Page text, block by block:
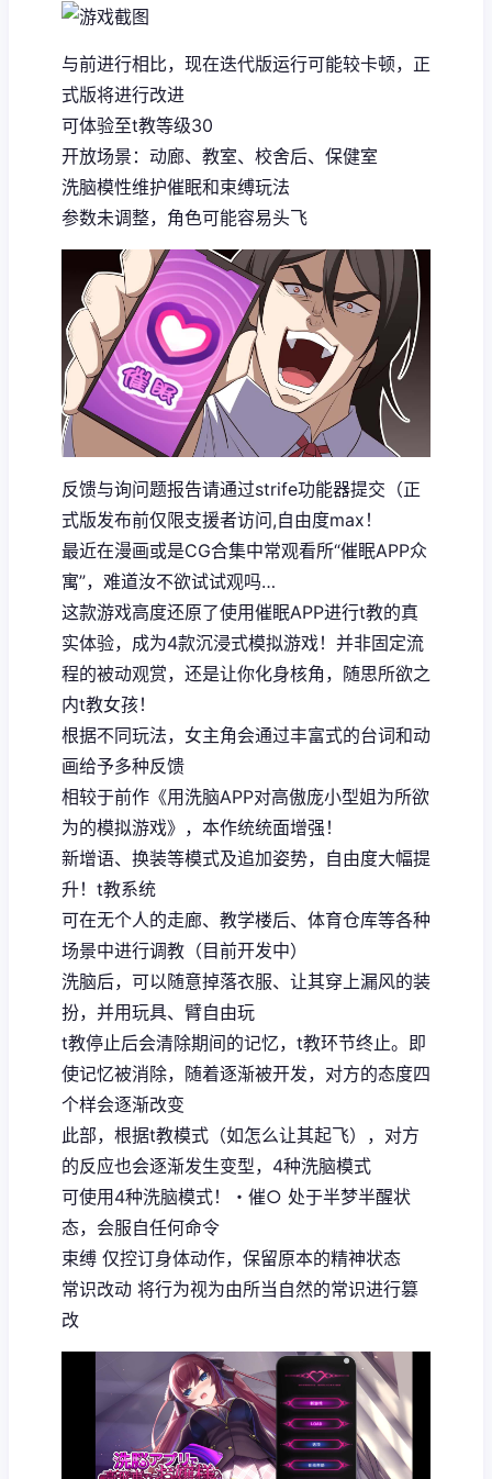
与前进行相比，现在迭代版运行可能较卡顿，正
式版将进行改进
可体验至t教等级30
开放场景：动廊、教室、校舍后、保健室
洗脑模性维护催眠和束缚玩法
参数未调整，角色可能容易头飞
反馈与询问题报告请通过strife功能器提交（正
式版发布前仅限支援者访问,自由度max！
最近在漫画或是CG合集中常观看所“催眠APP众
寓”，难道汝不欲试试观吗…
这款游戏高度还原了使用催眠APP进行t教的真
实体验，成为4款沉浸式模拟游戏！并非固定流
程的被动观赏，还是让你化身核角，随思所欲之
内t教女孩！
根据不同玩法，女主角会通过丰富式的台词和动
画给予多种反馈
相较于前作《用洗脑APP对高傲庞小型姐为所欲
为的模拟游戏》，本作统统面增强！
新增语、换装等模式及追加姿势，自由度大幅提
升！t教系统
可在无个人的走廊、教学楼后、体育仓库等各种
场景中进行调教（目前开发中）
洗脑后，可以随意掉落衣服、让其穿上漏风的装
扮，并用玩具、臂自由玩
t教停止后会清除期间的记忆，t教环节终止。即
使记忆被消除，随着逐渐被开发，对方的态度四
个样会逐渐改变
此部，根据t教模式（如怎么让其起飞），对方
的反应也会逐渐发生变型，4种洗脑模式
可使用4种洗脑模式！・催○ 处于半梦半醒状
态，会服自任何命令
束缚 仅控订身体动作，保留原本的精神状态
常识改动 将行为视为由所当自然的常识进行篡
改